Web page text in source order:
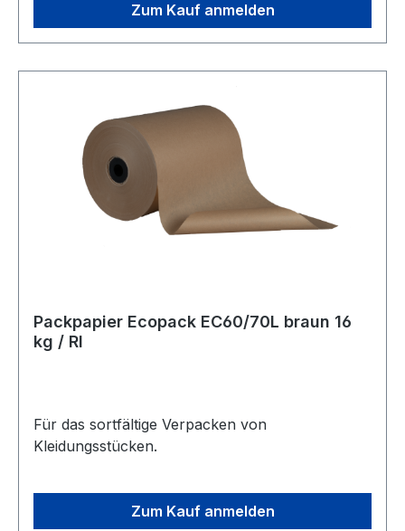
Zum Kauf anmelden
Packpapier Ecopack EC60/70L braun 16
kg / Rl
Für das sortfältige Verpacken von
Kleidungsstücken.
Zum Kauf anmelden